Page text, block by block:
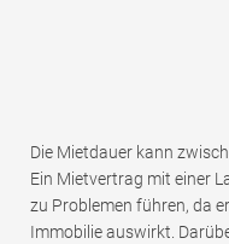
Die Mietdauer kann
Ein Mietvertrag mit einer
zu Problemen führen, da
Immobilie auswirkt.